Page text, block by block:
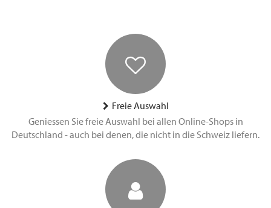
Freie Auswahl
Geniessen Sie freie Auswahl bei allen Online-Shops in
Deutschland - auch bei denen, die nicht in die Schweiz liefern.